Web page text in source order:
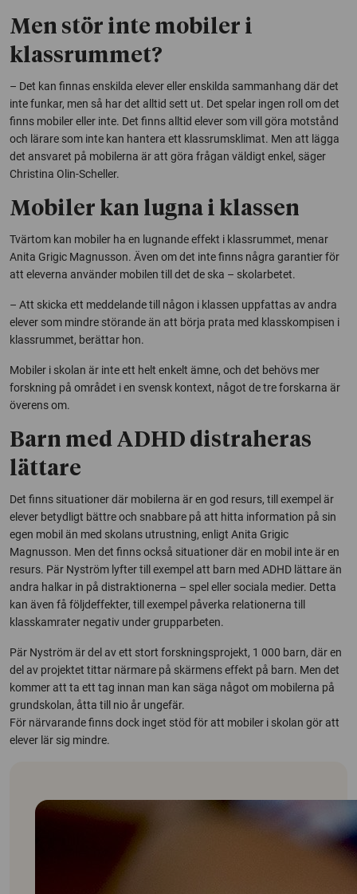
Men stör inte mobiler i
klassrummet?
– Det kan finnas enskilda elever eller enskilda sammanhang där det
inte funkar, men så har det alltid sett ut. Det spelar ingen roll om det
finns mobiler eller inte. Det finns alltid elever som vill göra motstånd
och lärare som inte kan hantera ett klassrumsklimat. Men att lägga
det ansvaret på mobilerna är att göra frågan väldigt enkel, säger
Christina Olin-Scheller.
Mobiler kan lugna i klassen
Tvärtom kan mobiler ha en lugnande effekt i klassrummet, menar
Anita Grigic Magnusson. Även om det inte finns några garantier för
att eleverna använder mobilen till det de ska – skolarbetet.
– Att skicka ett meddelande till någon i klassen uppfattas av andra
elever som mindre störande än att börja prata med klasskompisen i
klassrummet, berättar hon.
Mobiler i skolan är inte ett helt enkelt ämne, och det behövs mer
forskning på området i en svensk kontext, något de tre forskarna är
överens om.
Barn med ADHD distraheras
lättare
Det finns situationer där mobilerna är en god resurs, till exempel är
elever betydligt bättre och snabbare på att hitta information på sin
egen mobil än med skolans utrustning, enligt Anita Grigic
Magnusson. Men det finns också situationer där en mobil inte är en
resurs. Pär Nyström lyfter till exempel att barn med ADHD lättare än
andra halkar in på distraktionerna – spel eller sociala medier. Detta
kan även få följdeffekter, till exempel påverka relationerna till
klasskamrater negativ under grupparbeten.
Pär Nyström är del av ett stort forskningsprojekt, 1 000 barn, där en
del av projektet tittar närmare på skärmens effekt på barn. Men det
kommer att ta ett tag innan man kan säga något om mobilerna på
grundskolan, åtta till nio år ungefär.
För närvarande finns dock inget stöd för att mobiler i skolan gör att
elever lär sig mindre.